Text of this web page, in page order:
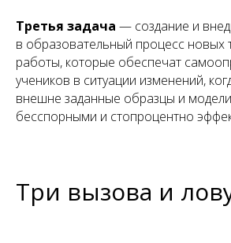
Третья задача — создание и
в образовательный процесс новых
работы, которые обеспечат
учеников в ситуации изменений,
внешне заданные образцы и
бесспорными и стопроцентно
Три вызова и